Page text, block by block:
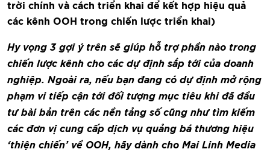
trời chính và cách triển khai để kết hợp hiệu quả
các kênh OOH trong chiến lược triển khai)
Hy vọng 3 gợi ý trên sẽ giúp hỗ trợ phần nào trong
chiến lược kênh cho các dự định sắp tới của doanh
nghiệp. Ngoài ra, nếu bạn đang có dự định mở rộng
phạm vi tiếp cận tới đối tượng mục tiêu khi đã đầu
tư bài bản trên các nền tảng số cũng như tìm kiếm
các đơn vị cung cấp dịch vụ quảng bá thương hiệu
‘thiện chiến’ về OOH, hãy dành cho Mai Linh Media